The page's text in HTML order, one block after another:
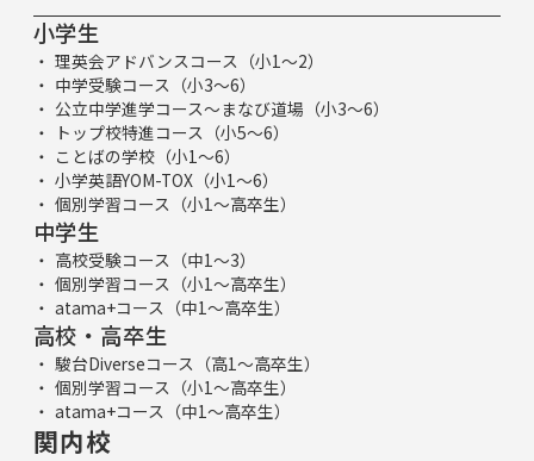
小学生
理英会アドバンスコース（小1～2）
中学受験コース（小3～6）
公立中学進学コース～まなび道場（小3～6）
トップ校特進コース（小5～6）
ことばの学校（小1～6）
小学英語YOM-TOX（小1～6）
個別学習コース（小1～高卒生）
中学生
高校受験コース（中1～3）
個別学習コース（小1～高卒生）
atama+コース（中1～高卒生）
高校・高卒生
駿台Diverseコース（高1～高卒生）
個別学習コース（小1～高卒生）
atama+コース（中1～高卒生）
関内校